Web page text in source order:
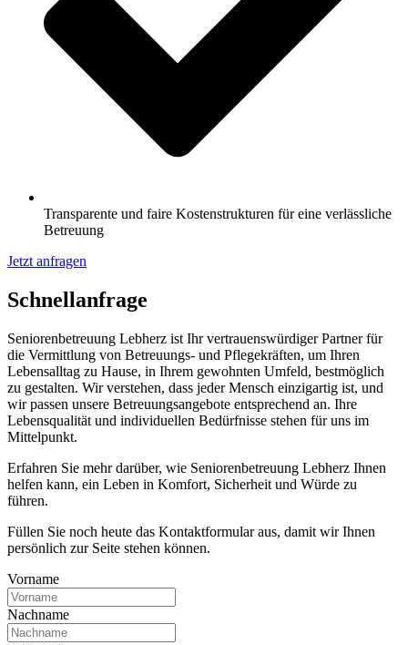
Transparente und faire Kostenstrukturen für eine verlässliche
Betreuung
Jetzt anfragen
Schnell­anfrage
Seniorenbetreuung Lebherz ist Ihr vertrauenswürdiger Partner für
die Vermittlung von Betreuungs- und Pflegekräften, um Ihren
Lebensalltag zu Hause, in Ihrem gewohnten Umfeld, bestmöglich
zu gestalten. Wir verstehen, dass jeder Mensch einzigartig ist, und
wir passen unsere Betreuungsangebote entsprechend an. Ihre
Lebensqualität und individuellen Bedürfnisse stehen für uns im
Mittelpunkt.
Erfahren Sie mehr darüber, wie Seniorenbetreuung Lebherz Ihnen
helfen kann, ein Leben in Komfort, Sicherheit und Würde zu
führen.
Füllen Sie noch heute das Kontaktformular aus, damit wir Ihnen
persönlich zur Seite stehen können.
Vorname
Nachname